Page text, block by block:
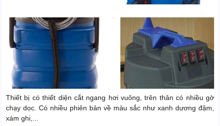
Thiết bị có thiết diện cắt ngang hơi vuông, trên thân có nhiều gờ
chạy dọc. Có nhiều phiên bản về màu sắc như xanh dương đậm,
xám ghi,...